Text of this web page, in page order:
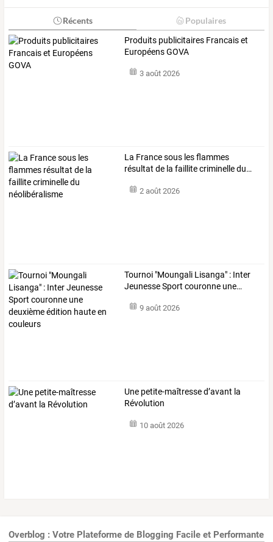
Récents Populaires
Produits publicitaires Francais et
Européens GOVA
3 août 2026
La Francesous lesflammes
résultat de la faillitecriminelledu…
2 août 2026
Tournoi "Moungali Lisanga" : Inter
JeunesseSport couronne une…
9 août 2026
Une petite-maîtresse d’avant la
Révolution
10 août 2026
Overblog : Votre Plateforme de Blogging Facile et Performante